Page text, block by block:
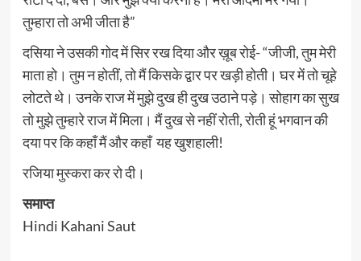
तुम्हारा तो अभी जीता है”
दसिया ने उसकी गोद में सिर रख दिया और ख़ूब रोई- “जीजी, तुम मेरी
माता हो। तुम न होतीं, तो मैं किसके द्वार पर खड़ी होती। घर में तो चूहे
लोटते थे। उनके राज में मुझे दुख ही दुख उठाने पड़े। सोहाग का सुख
तो मुझे तुम्हारे राज में मिला। मैं दुख से नहीं रोती, रोती हूं भगवान की
दया पर कि कहाँ मैं और कहाँ यह खुशहाली!
रजिया मुस्करा कर रो दी।
समाप्त
Hindi Kahani Saut